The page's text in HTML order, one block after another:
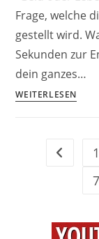
ein
Frage, welche
gestellt wird.
Sekunden zur
dein ganzes…
WEITERLESEN
Gehe 1
7